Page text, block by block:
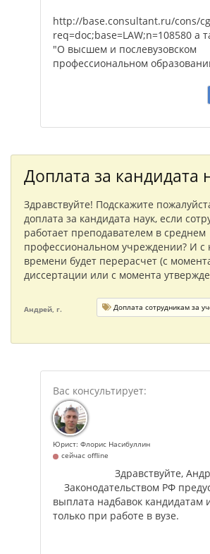
http://base.consultant.ru/cons/
req=doc;base=LAW;n=108580 а
"О высшем и послевузовском
профессиональном
Доплата за кандидата
Здравствуйте! Подскажите
доплата за кандидата наук, если
работает преподавателем в среднем
профессиональном учреждении? И с
времени будет перерасчет (с
диссертации или с момента
Андрей, г. Доплата сотрудникам за
Юрист: Флорис Насибуллин
сейчас offline
Здравствуйте,
Законодательством РФ
выплата надбавок кандидатам
только при работе в вузе.